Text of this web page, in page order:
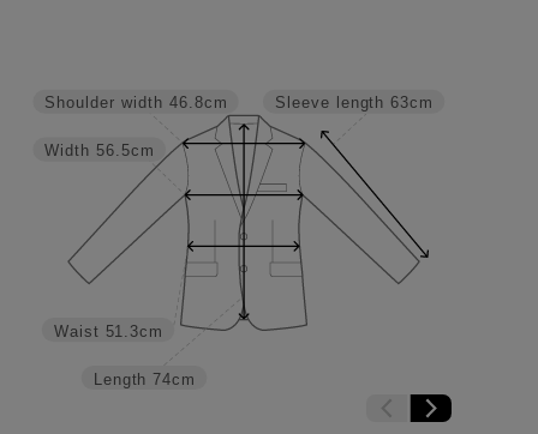
Sleeve length 63cm
Length 74cm
Waist 51.3cm
Width 56.5cm
Shoulder width 46.8cm